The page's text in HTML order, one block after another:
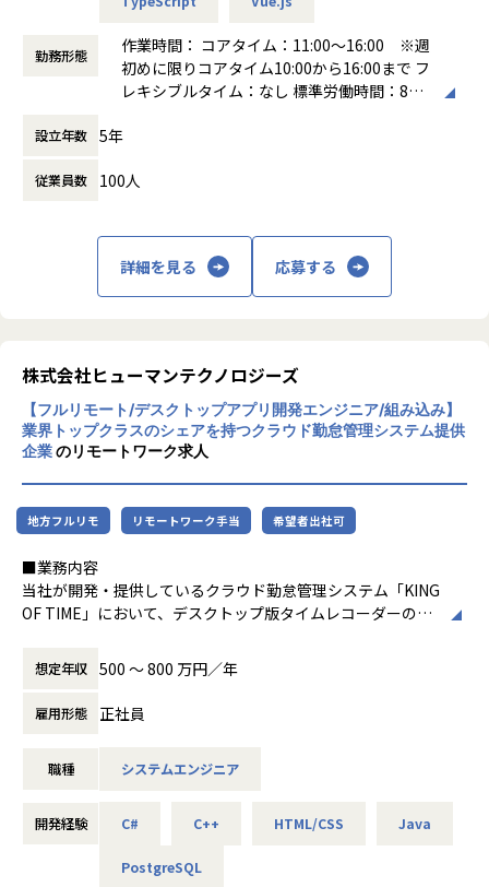
アーキテクチャの設計・実装を並行して推進するフェーズで
あり、中長期の開発速度と品質を両立させるための技術的な
意思決定が求められるポジションです。
バックエンドにも拾える範囲で踏み込み、機能開発をフロン
す。PdMやデザイナーとの仕様策定にも深く関わりながら、
しています。
具体的には・・・
・フロントエンドのアーキテクチャ設計・技術選定・方針策
・コードレビューや設計レビューを通じたチームの技術力の
・パフォーマンス改善、テスト戦略の策定と推進（Jest, Pla
ywright等）
・PdM・デザイナーと連携したUI/UX仕様の検討・フィード
バック
・API設計やバックエンドの実装など、フロントエンドに閉
じない領域への挑戦
■ポジションの魅力
・ビジネスロジックが複雑なマッチングプロダクトの設計〜
デリバリーまでを一気通貫で経験できる
直接議論し、意思決定に関わる裁量の大きいチームで動ける
ーム主導で回していくカルチャーがある
ング全体の業務知識とシステム設計の引き出しが広がる
・フロントエンドに閉じず、API設計やバックエンドにも越
領域を限定せずに広くチャレンジすることが歓迎されるカル
勤務形態
作業時間： コアタイム：11:00～16:00 ※週
初めに限りコアタイム10:00から16:00まで フ
レキシブルタイム：なし 標準労働時間：8時
働き方：
休憩時間： 60分
設立年数 5年
従業員数 100人
詳細を見る 応募する
株式会社ヒューマンテクノロジーズ
【フルリモート/デスクトップアプリ開発エンジニア/組み込み】
業界トップクラスのシェアを持つクラウド勤怠管理システム提供
企業のリモートワーク求人
地方フルリモ リモートワーク手当 希望者出社可
■業務内容
当社が開発・提供しているクラウド勤怠管理システム「KING
OF TIME」において、デスクトップ版タイムレコーダーの開
ユーザー環境で動作し、各種認証端末と連携して打刻を行う
デスクトップアプリケーションおよび周辺機器の開発・保守
をご担当いただきます。
ご経験を活かしていただきながら、より多くのお客様に価値
ります。
■具体的な業務内容
∟要件定義から基本設計・詳細設計、実装、テストまで一気
想定年収 500 〜 800 万円／年
雇用形態 正社員
職種 システムエンジニア
開発経験 C# C++ HTML/CSS Java
PostgreSQL